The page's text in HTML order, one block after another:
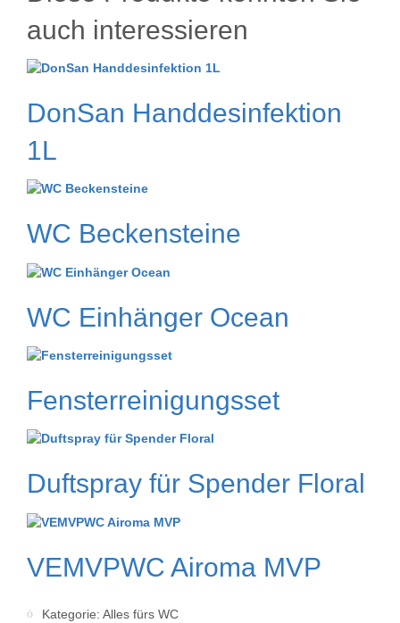
auch interessieren
DonSan Handdesinfektion
1L
WC Beckensteine
WC Einhänger Ocean
Fensterreinigungsset
Duftspray für Spender Floral
VEMVPWC Airoma MVP
Kategorie: Alles fürs WC